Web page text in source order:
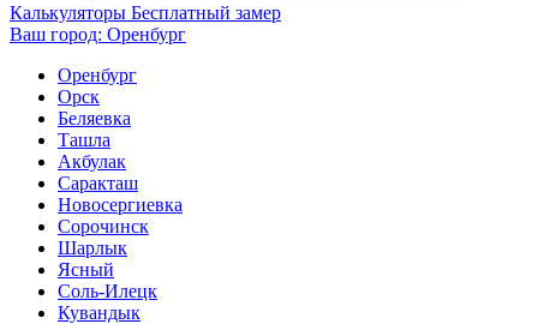
Калькуляторы Бесплатный замер
Ваш город: Оренбург
Оренбург
Орск
Беляевка
Ташла
Акбулак
Саракташ
Новосергиевка
Сорочинск
Шарлык
Ясный
Соль-Илецк
Кувандык